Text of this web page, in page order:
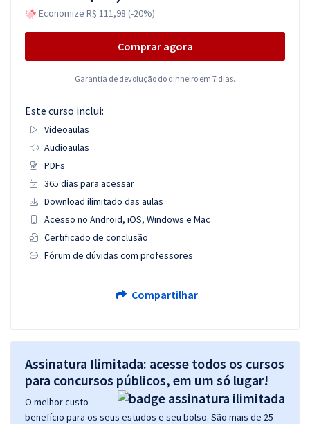
Economize R$ 111,98 (-20%)
Comprar agora
Garantia de devolução do dinheiro em 7 dias.
Este curso inclui:
Videoaulas
Audioaulas
PDFs
365 dias para acessar
Download ilimitado das aulas
Acesso no Android, iOS, Windows e Mac
Certificado de conclusão
Fórum de dúvidas com professores
Compartilhar
Assinatura Ilimitada: acesse todos os cursos
para concursos públicos, em um só lugar!
O melhor custo
benefício para os seus estudos e seu bolso. São mais de 25